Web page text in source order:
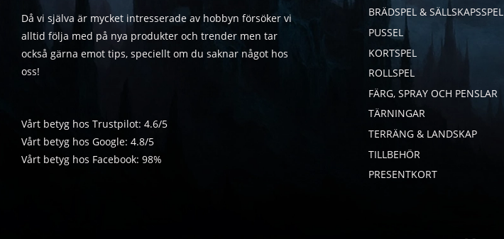
Då vi själva är mycket intresserade av hobbyn försöker vi
alltid följa med på nya produkter och trender men tar
också gärna emot tips, speciellt om du saknar något hos
oss!
Vårt betyg hos Trustpilot: 4.6/5
Vårt betyg hos Google: 4.8/5
Vårt betyg hos Facebook: 98%
BRÄDSPEL & SÄLLSKAPSSPEL
PUSSEL
KORTSPEL
ROLLSPEL
FÄRG, SPRAY OCH PENSLAR
TÄRNINGAR
TERRÄNG & LANDSKAP
TILLBEHÖR
PRESENTKORT